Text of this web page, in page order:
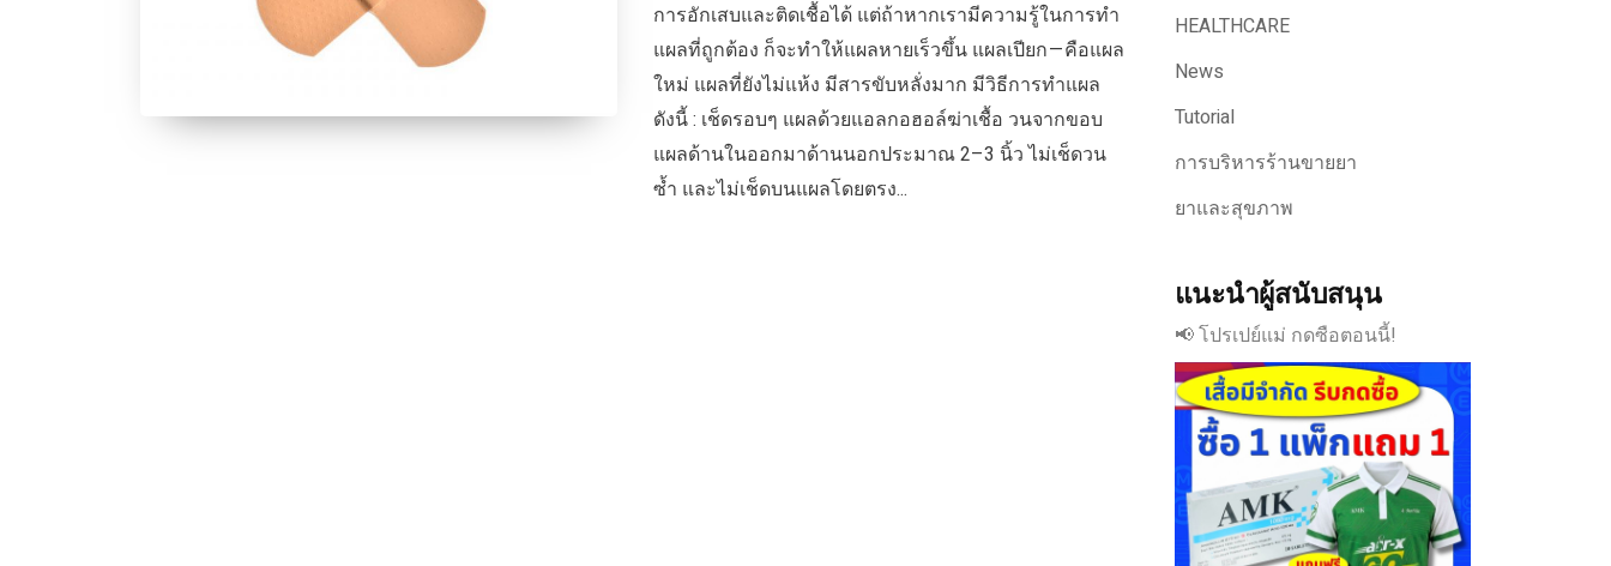
การอักเสบและติดเชื้อได้ แต่ถ้าหากเรามีความรู้ในการทำ
แผลที่ถูกต้อง ก็จะทำให้แผลหายเร็วขึ้น แผลเปียก — คือแผล
ใหม่ แผลที่ยังไม่แห้ง มีสารขับหลั่งมาก มีวิธีการทำแผล
ดังนี้ : เช็ดรอบๆ แผลด้วยแอลกอฮอล์ฆ่าเชื้อ วนจากขอบ
แผลด้านในออกมาด้านนอกประมาณ 2–3 นิ้ว ไม่เช็ดวน
ซ้ำ และไม่เช็ดบนแผลโดยตรง...
HEALTHCARE
News
Tutorial
การบริหารร้านขายยา
ยาและสุขภาพ
แนะนำผู้สนับสนุน
📢 โปรเปย์แม่ กดซือตอนนี้!